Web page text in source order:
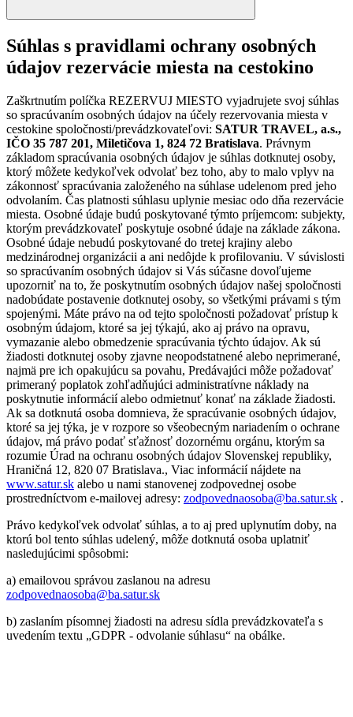
Súhlas s pravidlami ochrany osobných
údajov rezervácie miesta na cestokino
Zaškrtnutím políčka REZERVUJ MIESTO vyjadrujete svoj súhlas
so spracúvaním osobných údajov na účely rezervovania miesta v
cestokine spoločnosti/prevádzkovateľovi: SATUR TRAVEL, a.s.,
IČO 35 787 201, Miletičova 1, 824 72 Bratislava. Právnym
základom spracúvania osobných údajov je súhlas dotknutej osoby,
ktorý môžete kedykoľvek odvolať bez toho, aby to malo vplyv na
zákonnosť spracúvania založeného na súhlase udelenom pred jeho
odvolaním. Čas platnosti súhlasu uplynie mesiac odo dňa rezervácie
miesta. Osobné údaje budú poskytované týmto príjemcom: subjekty,
ktorým prevádzkovateľ poskytuje osobné údaje na základe zákona.
Osobné údaje nebudú poskytované do tretej krajiny alebo
medzinárodnej organizácii a ani nedôjde k profilovaniu. V súvislosti
so spracúvaním osobných údajov si Vás súčasne dovoľujeme
upozorniť na to, že poskytnutím osobných údajov našej spoločnosti
nadobúdate postavenie dotknutej osoby, so všetkými právami s tým
spojenými. Máte právo na od tejto spoločnosti požadovať prístup k
osobným údajom, ktoré sa jej týkajú, ako aj právo na opravu,
vymazanie alebo obmedzenie spracúvania týchto údajov. Ak sú
žiadosti dotknutej osoby zjavne neopodstatnené alebo neprimerané,
najmä pre ich opakujúcu sa povahu, Predávajúci môže požadovať
primeraný poplatok zohľadňujúci administratívne náklady na
poskytnutie informácií alebo odmietnuť konať na základe žiadosti.
Ak sa dotknutá osoba domnieva, že spracúvanie osobných údajov,
ktoré sa jej týka, je v rozpore so všeobecným nariadením o ochrane
údajov, má právo podať sťažnosť dozornému orgánu, ktorým sa
rozumie Úrad na ochranu osobných údajov Slovenskej republiky,
Hraničná 12, 820 07 Bratislava., Viac informácií nájdete na
www.satur.sk alebo u nami stanovenej zodpovednej osobe
prostredníctvom e-mailovej adresy: zodpovednaosoba@ba.satur.sk .
Právo kedykoľvek odvolať súhlas, a to aj pred uplynutím doby, na
ktorú bol tento súhlas udelený, môže dotknutá osoba uplatniť
nasledujúcimi spôsobmi:
a) emailovou správou zaslanou na adresu
zodpovednaosoba@ba.satur.sk
b) zaslaním písomnej žiadosti na adresu sídla prevádzkovateľa s
uvedením textu „GDPR - odvolanie súhlasu“ na obálke.